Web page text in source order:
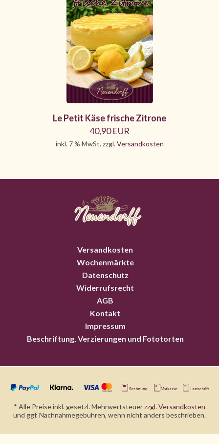
Le Petit Käse frische Zitrone
40,90 EUR
inkl. 7 % MwSt. zzgl.Versandkosten
Versandkosten
Wochenmärkte
Datenschutz
Widerrufsrecht
AGB
Kontakt
Impressum
Beschriftung, Verzierungen und Fototorten
* Alle Preise inkl. gesetzl. Mehrwertsteuerzzgl. Versandkosten
und ggf. Nachnahmegebühren, wenn nicht anders beschrieben.